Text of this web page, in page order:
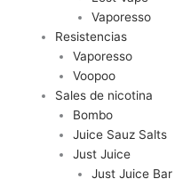
Vaporesso
Resistencias
Vaporesso
Voopoo
Sales de nicotina
Bombo
Juice Sauz Salts
Just Juice
Just Juice Bar